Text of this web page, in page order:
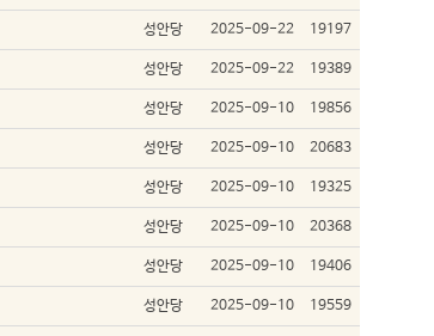
성안당 2025-09-22 19197
성안당 2025-09-22 19389
성안당 2025-09-10 19856
성안당 2025-09-10 20683
성안당 2025-09-10 19325
성안당 2025-09-10 20368
성안당 2025-09-10 19406
성안당 2025-09-10 19559